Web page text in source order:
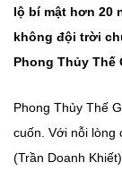
lộ bí mật hơn 20
không đội trời
Phong Thủy Thế
Phong Thủy Thế
cuốn. Với nỗi lòng
(Trần Doanh